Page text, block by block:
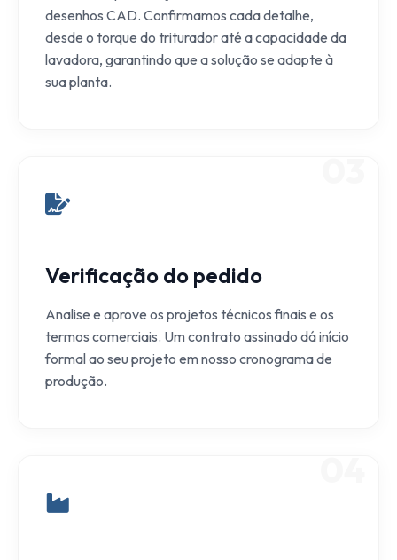
desenhos CAD. Confirmamos cada detalhe,
desde o torque do triturador até a capacidade da
lavadora, garantindo que a solução se adapte à
sua planta.
Verificação do pedido
Analise e aprove os projetos técnicos finais e os
termos comerciais. Um contrato assinado dá início
formal ao seu projeto em nosso cronograma de
produção.